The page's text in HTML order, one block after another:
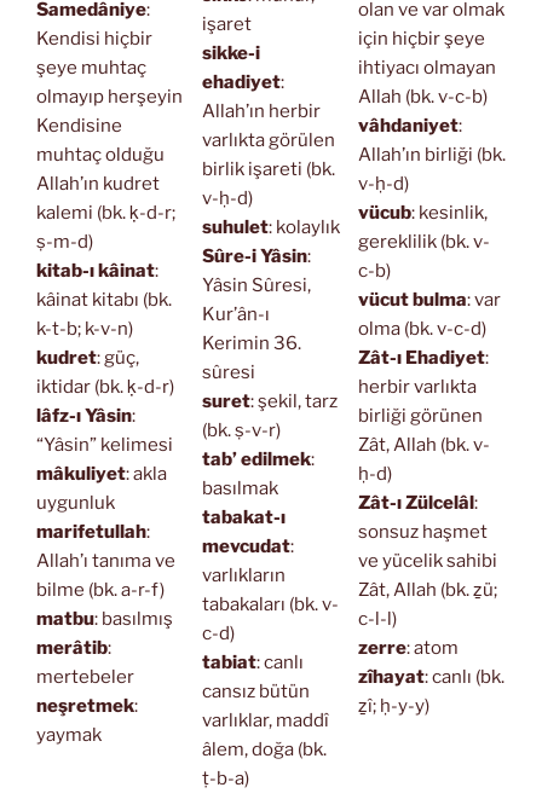
Samedâniye:
Kendisi hiçbir
şeye muhtaç
olmayıp herşeyin
Kendisine
muhtaç olduğu
Allah’ın kudret
kalemi (bk. ḳ-d-r;
ṣ-m-d)
kitab-ı kâinat:
kâinat kitabı (bk.
k-t-b; k-v-n)
kudret: güç,
iktidar (bk. ḳ-d-r)
lâfz-ı Yâsin:
“Yâsin” kelimesi
mâkuliyet: akla
uygunluk
marifetullah:
Allah’ı tanıma ve
bilme (bk. a-r-f)
matbu: basılmış
merâtib:
mertebeler
neşretmek:
yaymak
işaret
sikke-i
ehadiyet:
Allah’ın herbir
varlıkta görülen
birlik işareti (bk.
v-ḥ-d)
suhulet: kolaylık
Sûre-i Yâsin:
Yâsin Sûresi,
Kur’ân-ı
Kerimin 36.
sûresi
suret: şekil, tarz
(bk. ṣ-v-r)
tab’ edilmek:
basılmak
tabakat-ı
mevcudat:
varlıkların
tabakaları (bk. v-
c-d)
tabiat: canlı
cansız bütün
varlıklar, maddî
âlem, doğa (bk.
ṭ-b-a)
olan ve var olmak
için hiçbir şeye
ihtiyacı olmayan
Allah (bk. v-c-b)
vâhdaniyet:
Allah’ın birliği (bk.
v-ḥ-d)
vücub: kesinlik,
gereklilik (bk. v-
c-b)
vücut bulma: var
olma (bk. v-c-d)
Zât-ı Ehadiyet:
herbir varlıkta
birliği görünen
Zât, Allah (bk. v-
ḥ-d)
Zât-ı Zülcelâl:
sonsuz haşmet
ve yücelik sahibi
Zât, Allah (bk. ẕü;
c-l-l)
zerre: atom
zîhayat: canlı (bk.
ẕî; ḥ-y-y)